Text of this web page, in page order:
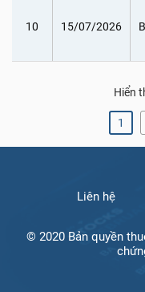
10 15/07/2026
Hiển
1
Liên hệ
© 2020 Bản quyền